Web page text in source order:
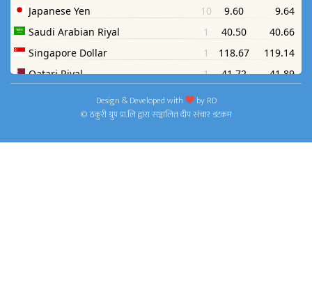
Design & Developed with byRD
© ठकुरी ग्रुप प्रा.लि द्वारा सञ्चालित दीप संचार डटकम